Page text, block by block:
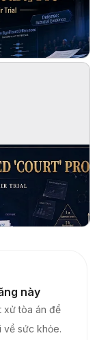
này
xử tòa án để
về sức khỏe.